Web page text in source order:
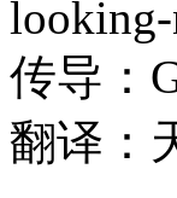
传导：
翻译：